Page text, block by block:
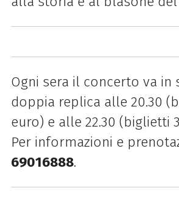
Ogni sera il concerto va in
doppia replica alle 20.30
euro) e alle 22.30 (biglietti
Per informazioni e
69016888.